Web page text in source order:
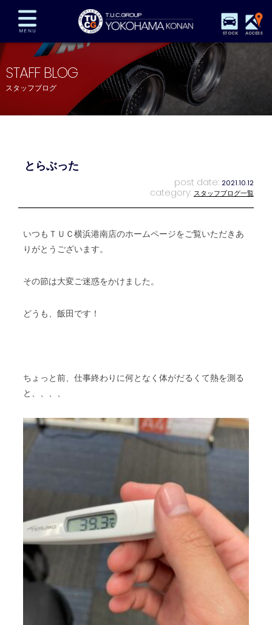
STOCK ACCESS
在庫車両情報 保証&サービス パーツリスト
TUCとは？ 店舗情報 アクセスマップ
全国納車 特別作業 注文販売
STAFF BLOG
スタッフブログ
とらぶった
post date: 2021.10.12
category: スタッフブログ一覧
いつもＴＵＣ横浜港南店のホームページをご覧いただきあ
りがとうございます。
その節は大変ご迷惑をかけました。
どうも、飯田です！
ちょっと前、仕事終わりに何となく体がだるくて熱を測る
と、、、、